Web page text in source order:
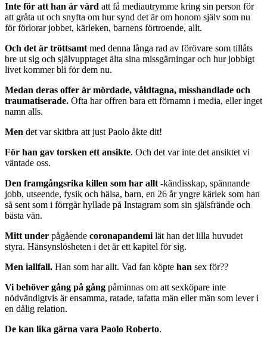
Inte för att han är värd att få mediautrymme kring sin person för
att gråta ut och snyfta om hur synd det är om honom själv som nu
för förlorar jobbet, kärleken, barnens förtroende, allt.
Och det är tröttsamt med denna långa rad av förövare som tillåts
bre ut sig och självupptaget älta sina missgärningar och hur jobbigt
livet kommer bli för dem nu.
Medan deras offer är mördade, våldtagna, misshandlade och
traumatiserade. Ofta har offren bara ett förnamn i media, eller inget
namn alls.
Men det var skitbra att just Paolo åkte dit!
För han gav torsken ett ansikte. Och det var inte det ansiktet vi
väntade oss.
Den framgångsrika killen som har allt -kändisskap, spännande
jobb, utseende, fysik och hälsa, barn, en 26 år yngre kärlek som han
så sent som i förrgår hyllade på Instagram som sin själsfrände och
bästa vän.
Mitt under pågående coronapandemi lät han det lilla huvudet
styra. Hänsynslösheten i det är ett kapitel för sig.
Men iallfall. Han som har allt. Vad fan köpte han sex för??
Vi behöver gång på gång påminnas om att sexköpare inte
nödvändigtvis är ensamma, ratade, tafatta män eller män som lever i
en dålig relation.
De kan lika gärna vara Paolo Roberto.